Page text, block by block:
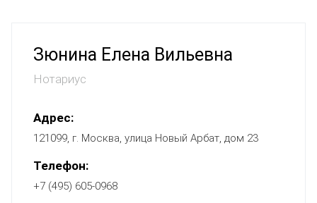
Зюнина Елена Вильевна
Нотариус
Адрес:
121099, г. Москва, улица Новый Арбат, дом 23
Телефон:
+7 (495) 605-0968